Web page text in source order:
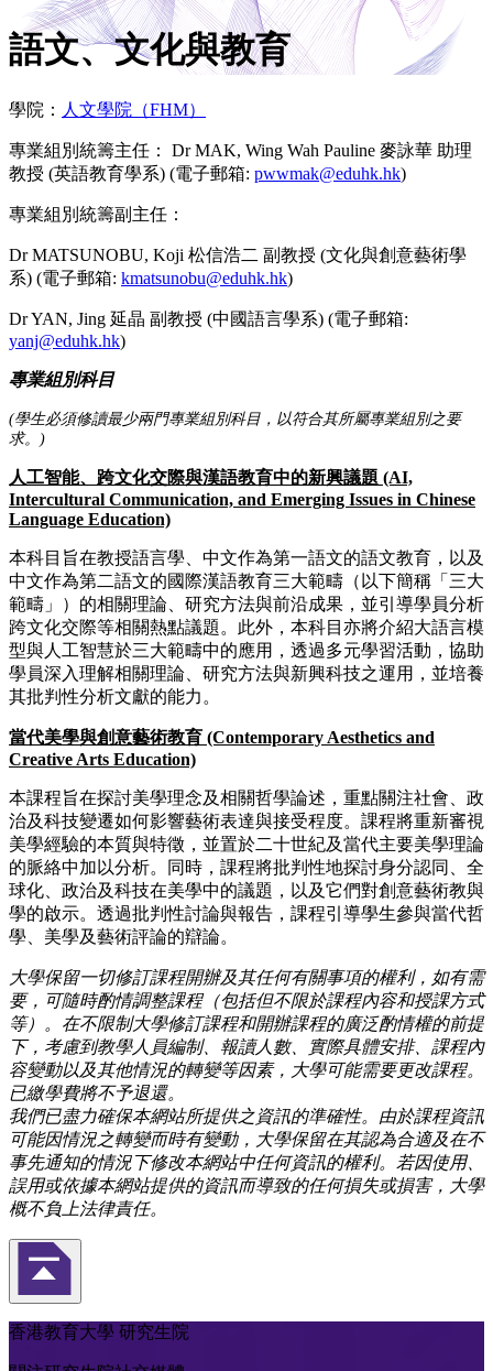
語文、文化與教育
學院： 人文學院（FHM）
專業組別統籌主任： Dr MAK, Wing Wah Pauline 麥詠華 助理
教授 (英語教育學系) (電子郵箱: pwwmak@eduhk.hk)
專業組別統籌副主任：
Dr MATSUNOBU, Koji 松信浩二 副教授 (文化與創意藝術學
系) (電子郵箱: kmatsunobu@eduhk.hk)
Dr YAN, Jing 延晶 副教授 (中國語言學系) (電子郵箱:
yanj@eduhk.hk)
專業組別科目
(學生必須修讀最少兩門專業組別科目，以符合其所屬專業組別之要
求。)
人工智能、跨文化交際與漢語教育中的新興議題 (AI,
Intercultural Communication, and Emerging Issues in Chinese
Language Education)
本科目旨在教授語言學、中文作為第一語文的語文教育，以及
中文作為第二語文的國際漢語教育三大範疇（以下簡稱「三大
範疇」）的相關理論、研究方法與前沿成果，並引導學員分析
跨文化交際等相關熱點議題。此外，本科目亦將介紹大語言模
型與人工智慧於三大範疇中的應用，透過多元學習活動，協助
學員深入理解相關理論、研究方法與新興科技之運用，並培養
其批判性分析文獻的能力。
當代美學與創意藝術教育 (Contemporary Aesthetics and
Creative Arts Education)
本課程旨在探討美學理念及相關哲學論述，重點關注社會、政
治及科技變遷如何影響藝術表達與接受程度。課程將重新審視
美學經驗的本質與特徵，並置於二十世紀及當代主要美學理論
的脈絡中加以分析。同時，課程將批判性地探討身分認同、全
球化、政治及科技在美學中的議題，以及它們對創意藝術教與
學的啟示。透過批判性討論與報告，課程引導學生參與當代哲
學、美學及藝術評論的辯論。
大學保留一切修訂課程開辦及其任何有關事項的權利，如有需
要，可隨時酌情調整課程（包括但不限於課程內容和授課方式
等）。在不限制大學修訂課程和開辦課程的廣泛酌情權的前提
下，考慮到教學人員編制、報讀人數、實際具體安排、課程內
容變動以及其他情況的轉變等因素，大學可能需要更改課程。
已繳學費將不予退還。
我們已盡力確保本網站所提供之資訊的準確性。由於課程資訊
可能因情況之轉變而時有變動，大學保留在其認為合適及在不
事先通知的情況下修改本網站中任何資訊的權利。若因使用、
誤用或依據本網站提供的資訊而導致的任何損失或損害，大學
概不負上法律責任。
返回頁首
香港教育大學 研究生院